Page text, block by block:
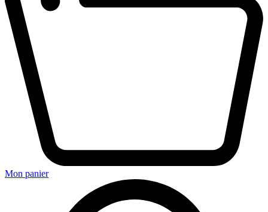
Mon panier